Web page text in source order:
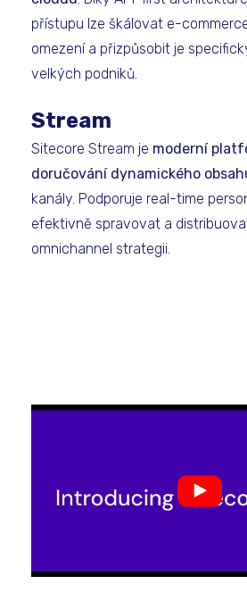
přístupu lze škálovat e-
omezení a přizpůsobit je
velkých podniků.
Stream
Sitecore Stream je moderní
doručování dynamického
kanály. Podporuje real-time
efektivně spravovat a
omnichannel strategii.